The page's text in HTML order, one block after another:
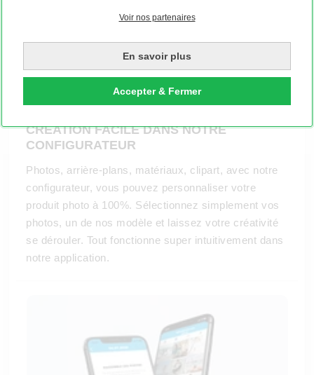
Voir nos partenaires
En savoir plus
Accepter & Fermer
CREATION FACILE DANS NOTRE
CONFIGURATEUR
Photos, arrière-plans, matériaux, clipart, avec notre
configurateur, vous pouvez personnaliser votre
produit photo à 100%. Sélectionnez simplement vos
photos, un de nos modèle et laissez votre créativité
se dérouler. Tout fonctionne super intuitivement dans
notre application.